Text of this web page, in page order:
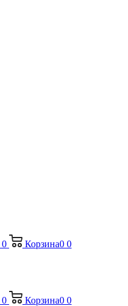
0 Корзина0 0
0 Корзина0 0